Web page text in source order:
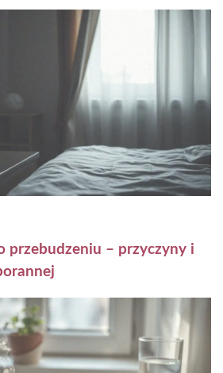
przebudzeniu – przyczyny i